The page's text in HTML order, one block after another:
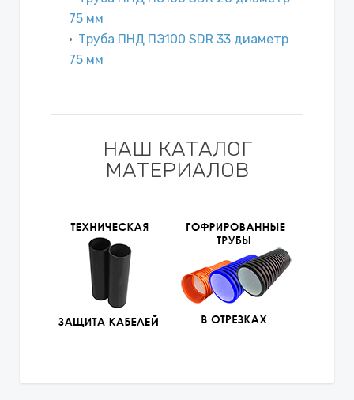
75 мм
Труба ПНД ПЭ100 SDR 33 диаметр
75 мм
НАШ КАТАЛОГ
МАТЕРИАЛОВ